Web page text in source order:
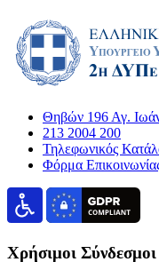
Θηβών 196 Αγ.
213 2004 200
Τηλεφωνικός
Φόρμα
Χρήσιμοι Σύνδεσμοι